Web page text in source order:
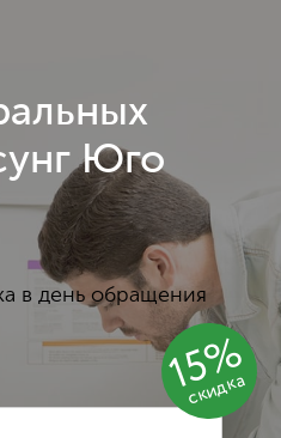
15%
скидка
Юго
в день обращения